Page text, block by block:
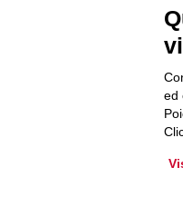
Accedi o iscriviti alla
Informazioni per
mondo della
ed